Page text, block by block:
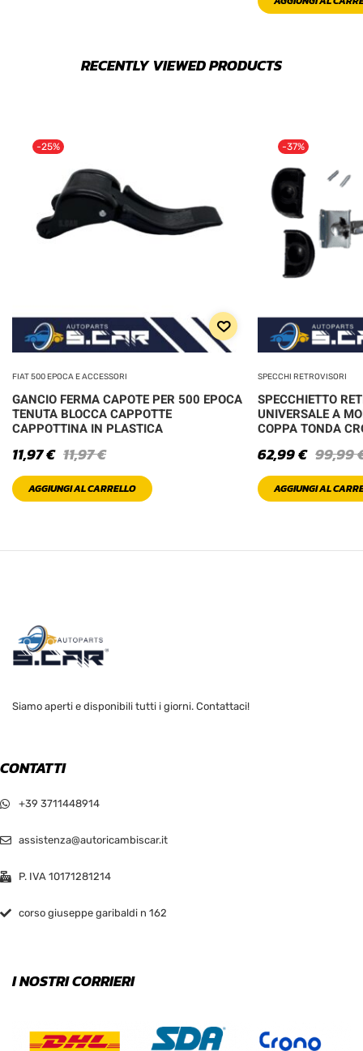
RECENTLY VIEWED PRODUCTS
-25%
FIAT 500 EPOCA E ACCESSORI
GANCIO FERMA CAPOTE PER 500 EPOCA
TENUTA BLOCCA CAPPOTTE
CAPPOTTINA IN PLASTICA
11,97€
11,97€
AGGIUNGI AL CARRELLO
-37%
SPECCHI RETROVISORI
SPECCHIETTO
UNIVERSALE A
COPPA TONDA
99,99
62,99€
AGGIUNGI AL
Siamo aperti e disponibili tutti i giorni. Contattaci!
CONTATTI
+39 3711448914
assistenza@autoricambiscar.it
P. IVA 10171281214
corso giuseppe garibaldi n 162
I NOSTRI CORRIERI